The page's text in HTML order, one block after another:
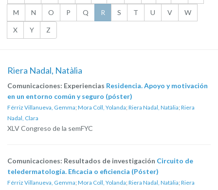
M N O P Q R S T U V W
X Y Z
Riera Nadal, Natàlia
Comunicaciones: Experiencias Residencia. Apoyo y motivación
en un entorno común y seguro (póster)
Férriz Villanueva, Gemma; Mora Coll, Yolanda; Riera Nadal, Natàlia; Riera
Nadal, Clara
XLV Congreso de la semFYC
Comunicaciones: Resultados de investigación Circuito de
teledermatología. Eficacia o eficiencia (Póster)
Férriz Villanueva, Gemma; Mora Coll, Yolanda; Riera Nadal, Natàlia; Riera